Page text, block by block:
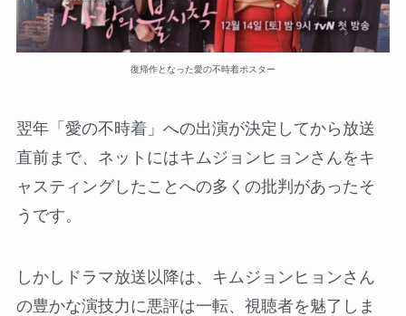
復帰作となった愛の不時着ポスター
翌年「愛の不時着」への出演が決定してから放送
直前まで、ネットにはキムジョンヒョンさんをキ
ャスティングしたことへの多くの批判があったそ
うです。
しかしドラマ放送以降は、キムジョンヒョンさん
の豊かな演技力に悪評は一転、視聴者を魅了しま